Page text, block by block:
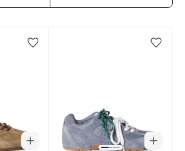
Favorilere ekle/çıkar Favorilere ekle/çıkar